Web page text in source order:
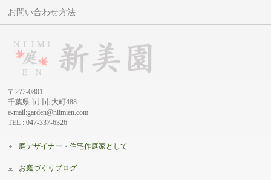
お問い合わせ方法
〒272-0801
千葉県市川市大町488
e-mail:garden@niimien.com
TEL : 047-337-6326
庭デザイナー・住宅作庭家として
お庭づくりブログ